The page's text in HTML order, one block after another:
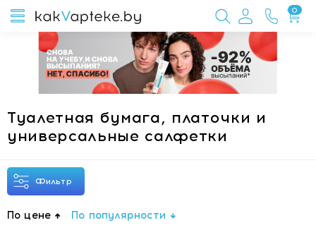
0
Туалетная бумага, платочки и
универсальные салфетки
Фильтр
По цене По популярности